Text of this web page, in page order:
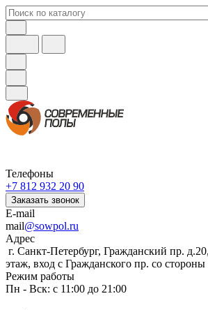
Телефоны
+7 812 932 20 90
Заказать звонок
E-mail
mail@sowpol.ru
Адрес
г. Санкт-Петербург, Гражданский пр.
этаж, вход с Гражданского пр. со
Режим работы
Пн - Вск: с 11:00 до 21:00